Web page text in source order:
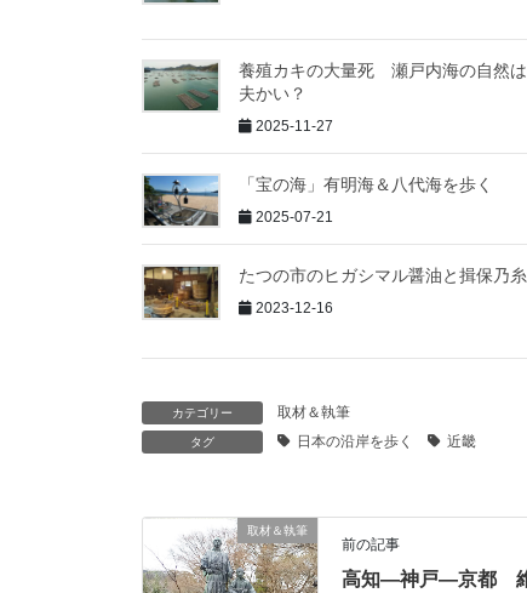
養殖カキの大量死 瀬戸内海の自然
夫かい？
2025-11-27
「宝の海」有明海＆八代海を歩く
2025-07-21
たつの市のヒガシマル醤油と揖保乃糸
2023-12-16
カテゴリー 取材＆執筆
タグ 日本の沿岸を歩く 近畿
取材＆執筆
前の記事
高知―神戸―京都